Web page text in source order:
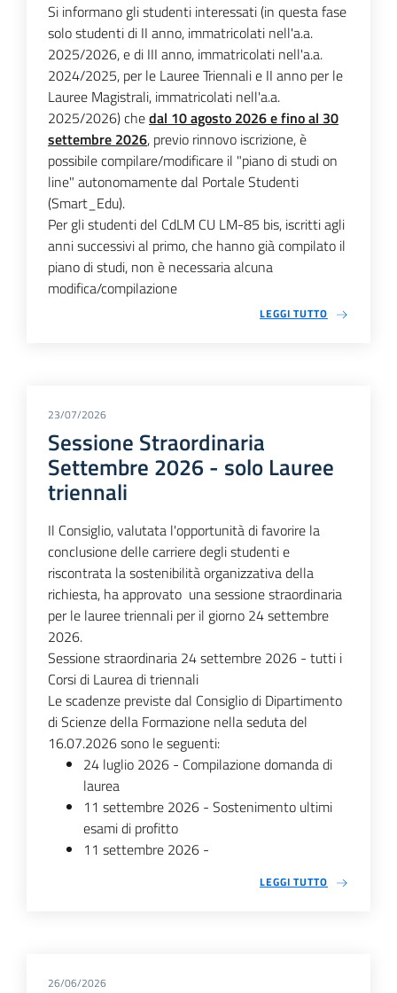
Si informano gli studenti interessati (in questa fase
solo studenti di II anno, immatricolati nell'a.a.
2025/2026, e di III anno, immatricolati nell'a.a.
2024/2025, per le Lauree Triennali e II anno per le
Lauree Magistrali, immatricolati nell'a.a.
2025/2026) chedal 10 agosto 2026 e fino al 30
settembre 2026, previo rinnovo iscrizione, è
possibile compilare/modificare il "piano di studi on
line" autonomamente dal Portale Studenti
(Smart_Edu).
Per gli studenti del CdLM CU LM-85 bis, iscritti agli
anni successivi al primo, che hanno già compilato il
piano di studi, non è necessaria alcuna
modifica/compilazione
LEGGI TUTTO
23/07/2026
Sessione Straordinaria
Settembre 2026 - solo Lauree
triennali
Il Consiglio, valutata l'opportunità di favorire la
conclusione delle carriere degli studenti e
riscontrata la sostenibilità organizzativa della
richiesta, ha approvato una sessione straordinaria
per le lauree triennali per il giorno 24 settembre
2026.
Sessione straordinaria 24 settembre 2026 - tutti i
Corsi di Laurea di triennali
Le scadenze previste dal Consiglio di Dipartimento
di Scienze della Formazione nella seduta del
16.07.2026 sono le seguenti:
24 luglio 2026 - Compilazione domanda di
laurea
11 settembre 2026 - Sostenimento ultimi
esami di profitto
11 settembre 2026 -
LEGGI TUTTO
26/06/2026